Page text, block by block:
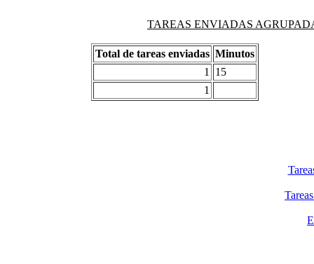
TAREAS ENVIADAS
Total de tareas enviadas Minutos
1
15
1